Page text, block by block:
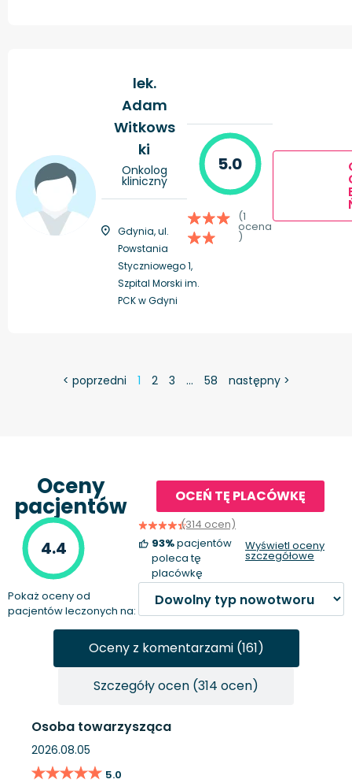
lek.
Adam
Witkows
ki
Onkolog
kliniczny
Gdynia, ul.
Powstania
Styczniowego 1,
Szpital Morski im.
PCK w Gdyni
5.0
(1
ocena
)
< poprzedni 1 2 3 … 58 następny >
Oceny
pacjentów OCEŃ TĘ PLACÓWKĘ
4.4
(314 ocen)
93%pacjentów
poleca tę
placówkę
Wyświetl oceny
szczegółowe
Pokaż oceny od
pacjentów leczonych na:
Oceny z komentarzami (161)
Szczegóły ocen (314 ocen)
Osoba towarzysząca
2026.08.05
★★★★★
★★★★★ 5.0